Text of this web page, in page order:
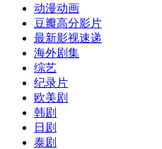
动漫动画
豆瓣高分影片
最新影视速递
海外剧集
综艺
纪录片
欧美剧
韩剧
日剧
泰剧